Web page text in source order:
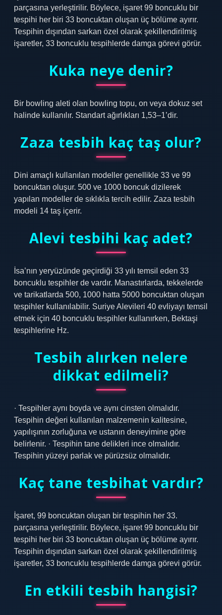
parçasına yerleştirilir. Böylece, işaret 99 boncuklu bir
tespihi her biri 33 boncuktan oluşan üç bölüme ayırır.
Tespihin dışından sarkan özel olarak şekillendirilmiş
işaretler, 33 boncuklu tespihlerde damga görevi görür.
Kuka neye denir?
Bir bowling aleti olan bowling topu, on veya dokuz set
halinde kullanılır. Standart ağırlıkları 1,53–1’dir.
Zaza tesbih kaç taş olur?
Dini amaçlı kullanılan modeller genellikle 33 ve 99
boncuktan oluşur. 500 ve 1000 boncuk dizilerek
yapılan modeller de sıklıkla tercih edilir. Zaza tesbih
modeli 14 taş içerir.
Alevi tesbihi kaç adet?
İsa’nın yeryüzünde geçirdiği 33 yılı temsil eden 33
boncuklu tespihler de vardır. Manastırlarda, tekkelerde
ve tarikatlarda 500, 1000 hatta 5000 boncuktan oluşan
tespihler kullanılabilir. Suriye Alevileri 40 evliyayı temsil
etmek için 40 boncuklu tespihler kullanırken, Bektaşi
tespihlerine Hz.
Tesbih alırken nelere
dikkat edilmeli?
· Tespihler aynı boyda ve aynı cinsten olmalıdır.
Tespihin değeri kullanılan malzemenin kalitesine,
yapılışının zorluğuna ve ustanın deneyimine göre
belirlenir. · Tespihin tane delikleri ince olmalıdır.
Tespihin yüzeyi parlak ve pürüzsüz olmalıdır.
Kaç tane tesbihat vardır?
İşaret, 99 boncuktan oluşan bir tespihin her 33.
parçasına yerleştirilir. Böylece, işaret 99 boncuklu bir
tespihi her biri 33 boncuktan oluşan üç bölüme ayırır.
Tespihin dışından sarkan özel olarak şekillendirilmiş
işaretler, 33 boncuklu tespihlerde damga görevi görür.
En etkili tesbih hangisi?